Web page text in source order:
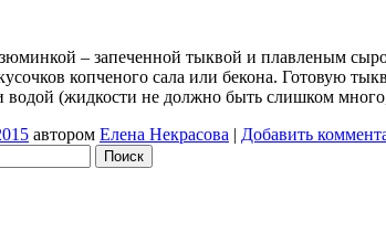
– запеченной тыквой и плавленым
копченого сала или бекона. Готовую
водой (жидкости не должно быть слишком
автором Елена Некрасова | Добавить